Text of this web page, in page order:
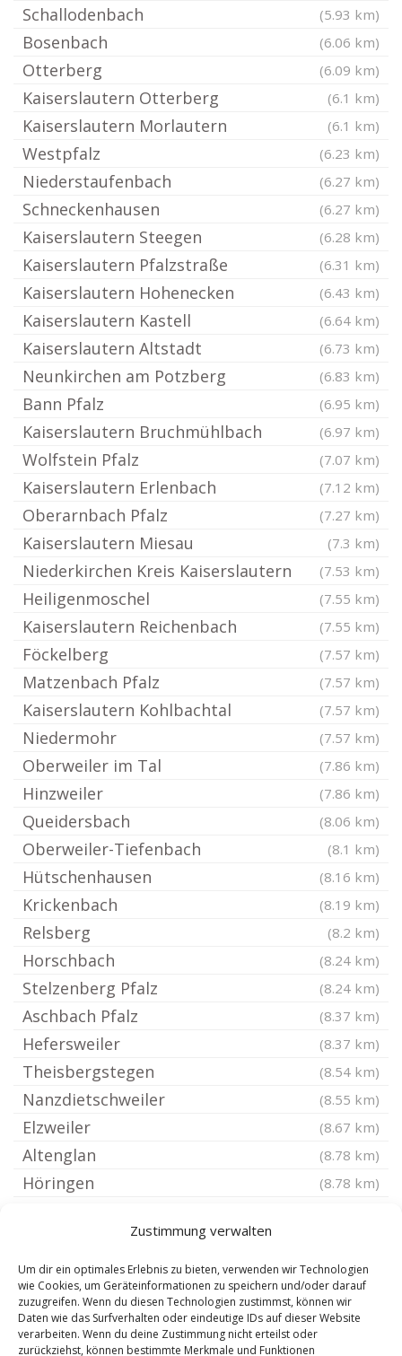
Zustimmung verwalten
Um dir ein optimales Erlebnis zu bieten, verwenden wir Technologien
wie Cookies, um Geräteinformationen zu speichern und/oder darauf
zuzugreifen. Wenn du diesen Technologien zustimmst, können wir
Daten wie das Surfverhalten oder eindeutige IDs auf dieser Website
verarbeiten. Wenn du deine Zustimmung nicht erteilst oder
zurückziehst, können bestimmte Merkmale und Funktionen
Schallodenbach (5.93 km)
Bosenbach (6.06 km)
Otterberg (6.09 km)
Kaiserslautern Otterberg (6.1 km)
Kaiserslautern Morlautern (6.1 km)
Westpfalz (6.23 km)
Niederstaufenbach (6.27 km)
Schneckenhausen (6.27 km)
Kaiserslautern Steegen (6.28 km)
Kaiserslautern Pfalzstraße (6.31 km)
Kaiserslautern Hohenecken (6.43 km)
Kaiserslautern Kastell (6.64 km)
Kaiserslautern Altstadt (6.73 km)
Neunkirchen am Potzberg (6.83 km)
Bann Pfalz (6.95 km)
Kaiserslautern Bruchmühlbach (6.97 km)
Wolfstein Pfalz (7.07 km)
Kaiserslautern Erlenbach (7.12 km)
Oberarnbach Pfalz (7.27 km)
Kaiserslautern Miesau (7.3 km)
Niederkirchen Kreis Kaiserslautern (7.53 km)
Heiligenmoschel (7.55 km)
Kaiserslautern Reichenbach (7.55 km)
Föckelberg (7.57 km)
Matzenbach Pfalz (7.57 km)
Kaiserslautern Kohlbachtal (7.57 km)
Niedermohr (7.57 km)
Oberweiler im Tal (7.86 km)
Hinzweiler (7.86 km)
Queidersbach (8.06 km)
Oberweiler-Tiefenbach (8.1 km)
Hütschenhausen (8.16 km)
Krickenbach (8.19 km)
Relsberg (8.2 km)
Horschbach (8.24 km)
Stelzenberg Pfalz (8.24 km)
Aschbach Pfalz (8.37 km)
Hefersweiler (8.37 km)
Theisbergstegen (8.54 km)
Nanzdietschweiler (8.55 km)
Elzweiler (8.67 km)
Altenglan (8.78 km)
Höringen (8.78 km)
Nerzweiler (8.89 km)
Seelen (8.89 km)
Rutsweiler am Glan (8.92 km)
Rehweiler Pfalz